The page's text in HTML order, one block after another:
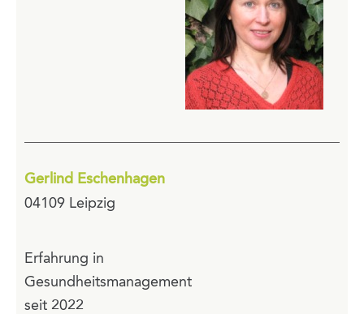
Gerlind Eschenhagen
04109 Leipzig
Erfahrung in
Gesundheitsmanagement
seit 2022